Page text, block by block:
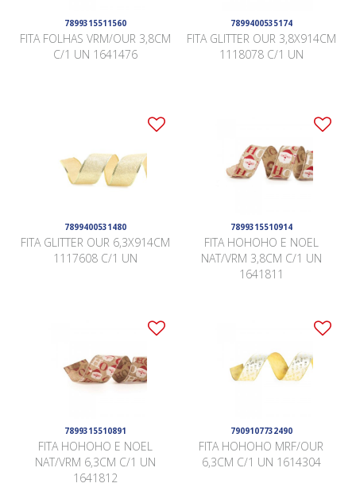
7899315511560
FITA FOLHAS VRM/OUR 3,8CM
C/1 UN 1641476
7899400535174
FITA GLITTER OUR 3,8X914CM
1118078 C/1 UN
7899400531480
FITA GLITTER OUR 6,3X914CM
1117608 C/1 UN
7899315510914
FITA HOHOHO E NOEL
NAT/VRM 3,8CM C/1 UN
1641811
7899315510891
FITA HOHOHO E NOEL
NAT/VRM 6,3CM C/1 UN
1641812
7909107732490
FITA HOHOHO MRF/OUR
6,3CM C/1 UN 1614304